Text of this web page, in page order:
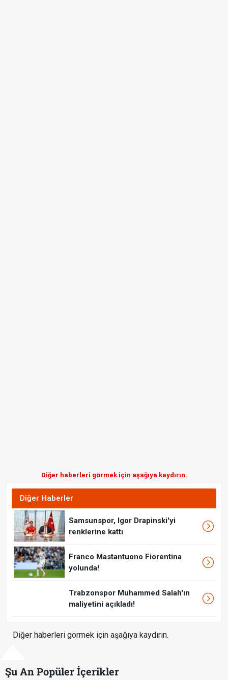
Diğer haberleri görmek için aşağıya kaydırın.
Diğer Haberler
Samsunspor, Igor Drapinski'yi
renklerine kattı
Franco Mastantuono Fiorentina
yolunda!
Trabzonspor Muhammed Salah'ın
maliyetini açıkladı!
Diğer haberleri görmek için aşağıya kaydırın.
Şu An Popüler İçerikler